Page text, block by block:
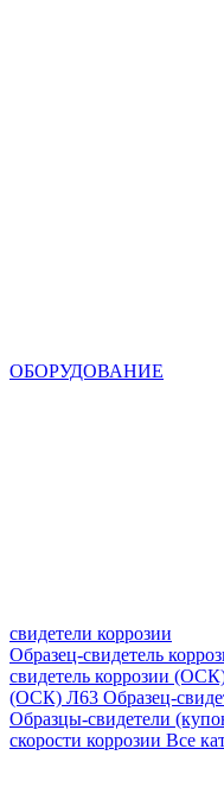
ОБОРУДОВАНИЕ
свидетели коррозии
Образец-свидетель
свидетель коррозии
(ОСК) Л63 Образец-
Образцы-свидетели
скорости коррозии Все